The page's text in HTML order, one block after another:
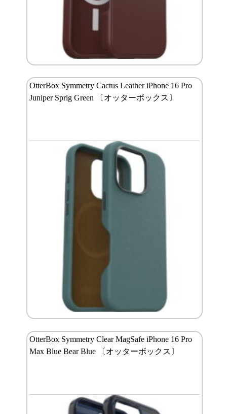
OtterBox Symmetry Cactus Leather iPhone 16 Pro
Juniper Sprig Green 〔オッターボックス〕
OtterBox Symmetry Clear MagSafe iPhone 16 Pro
Max Blue Bear Blue 〔オッターボックス〕